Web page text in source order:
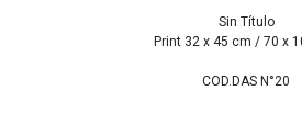
Sin Título
Print 32 x 45 cm / 70 x
COD.DAS N°20